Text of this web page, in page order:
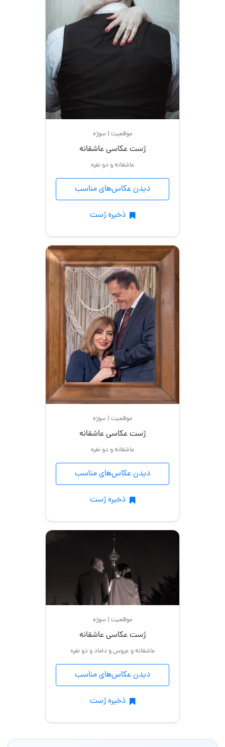
موقعیت | سوژه
ژست عکاسی عاشقانه
عاشقانه و دو نفره
دیدن عکاس‌های مناسب
ذخیره ژست
موقعیت | سوژه
ژست عکاسی عاشقانه
عاشقانه و دو نفره
دیدن عکاس‌های مناسب
ذخیره ژست
موقعیت | سوژه
ژست عکاسی عاشقانه
عاشقانه و عروس و داماد و دو نفره
دیدن عکاس‌های مناسب
ذخیره ژست